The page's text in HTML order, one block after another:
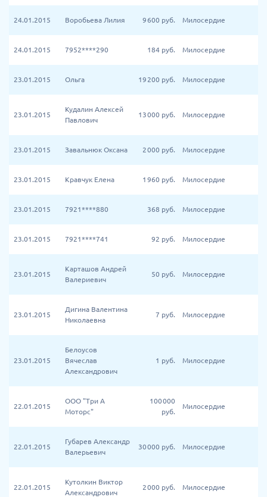
24.01.2015 Воробьева Лилия 9 600 руб. Милосердие
24.01.2015 7952****290 184 руб. Милосердие
23.01.2015 Ольга 19 200 руб. Милосердие
23.01.2015
Кудалин Алексей
Павлович
13 000 руб. Милосердие
23.01.2015 Завальнюк Оксана 2 000 руб. Милосердие
23.01.2015 Кравчук Елена 1 960 руб. Милосердие
23.01.2015 7921****880 368 руб. Милосердие
23.01.2015 7921****741 92 руб. Милосердие
23.01.2015
Карташов Андрей
Валериевич
50 руб. Милосердие
23.01.2015
Дигина Валентина
Николаевна
7 руб. Милосердие
23.01.2015
Белоусов
Вячеслав
Александрович
1 руб. Милосердие
22.01.2015
ООО "Три А
Моторс"
100 000
руб.
Милосердие
22.01.2015
Губарев Александр
Валерьевич
30 000 руб. Милосердие
22.01.2015
Кутолкин Виктор
Александрович
2 000 руб. Милосердие